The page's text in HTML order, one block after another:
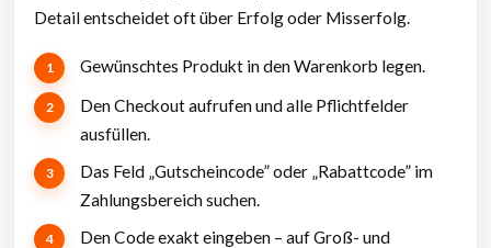
Detail entscheidet oft über Erfolg oder Misserfolg.
Gewünschtes Produkt in den Warenkorb legen.
Den Checkout aufrufen und alle Pflichtfelder
ausfüllen.
Das Feld „Gutscheincode” oder „Rabattcode” im
Zahlungsbereich suchen.
Den Code exakt eingeben – auf Groß- und